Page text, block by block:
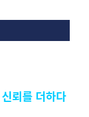
뢰를 더하다